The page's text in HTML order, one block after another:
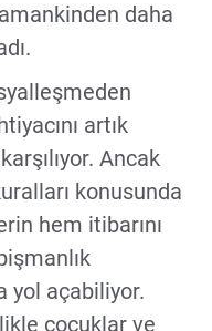
daha
artık
Ancak
konusunda
hem itibarını
yol açabiliyor.
çocuklar ve